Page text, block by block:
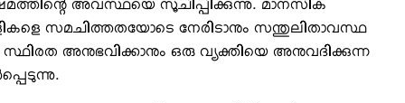
അവസ്ഥയെ സൂചിപ്പിക്കുന്നു. മാനസിക
സമചിത്തതയോടെ നേരിടാനും സന്തുലിതാവസ്ഥ
അനുഭവിക്കാനും ഒരു വ്യക്തിയെ അനുവദിക്കുന്ന